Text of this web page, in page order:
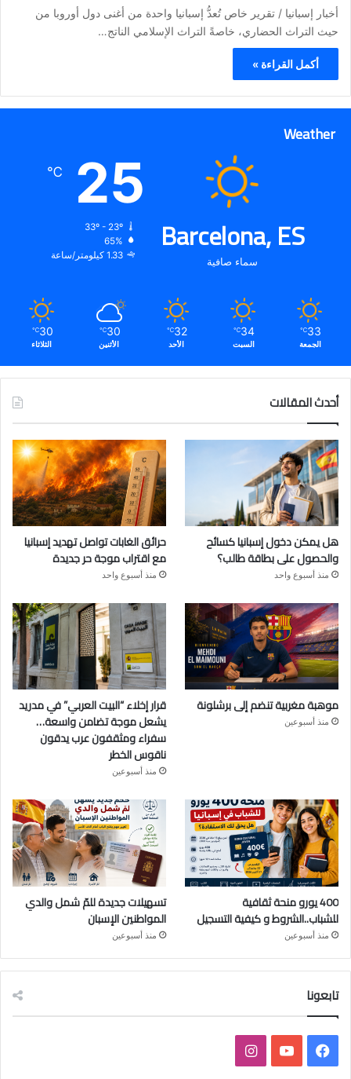
أخبار إسبانيا / تقرير خاص تُعدُّ إسبانيا واحدة من أغنى دول أوروبا من
حيث التراث الحضاري، خاصةً التراث الإسلامي الناتج…
أكمل القراءة »
Weather
Barcelona, ES
سماء صافية
25
℃
33º - 23º
65%
1.33 كيلومتر/ساعة
33
℃
الجمعة
34
℃
السبت
32
℃
الأحد
30
℃
الأثنين
30
℃
الثلاثاء
أحدث المقالات
هل يمكن دخول إسبانيا كسائح
والحصول على بطاقة طالب؟
منذ أسبوع واحد
حرائق الغابات تواصل تهديد إسبانيا
مع اقتراب موجة حر جديدة
منذ أسبوع واحد
موهبة مغربية تنضم إلى برشلونة
منذ أسبوعين
قرار إخلاء “البيت العربي” في مدريد
يشعل موجة تضامن واسعة…
سفراء ومثقفون عرب يدقون
ناقوس الخطر
منذ أسبوعين
400 يورو منحة ثقافية
للشباب..الشروط و كيفية التسجيل
منذ أسبوعين
تسهيلات جديدة للمّ شمل والدي
المواطنين الإسبان
منذ أسبوعين
تابعونا